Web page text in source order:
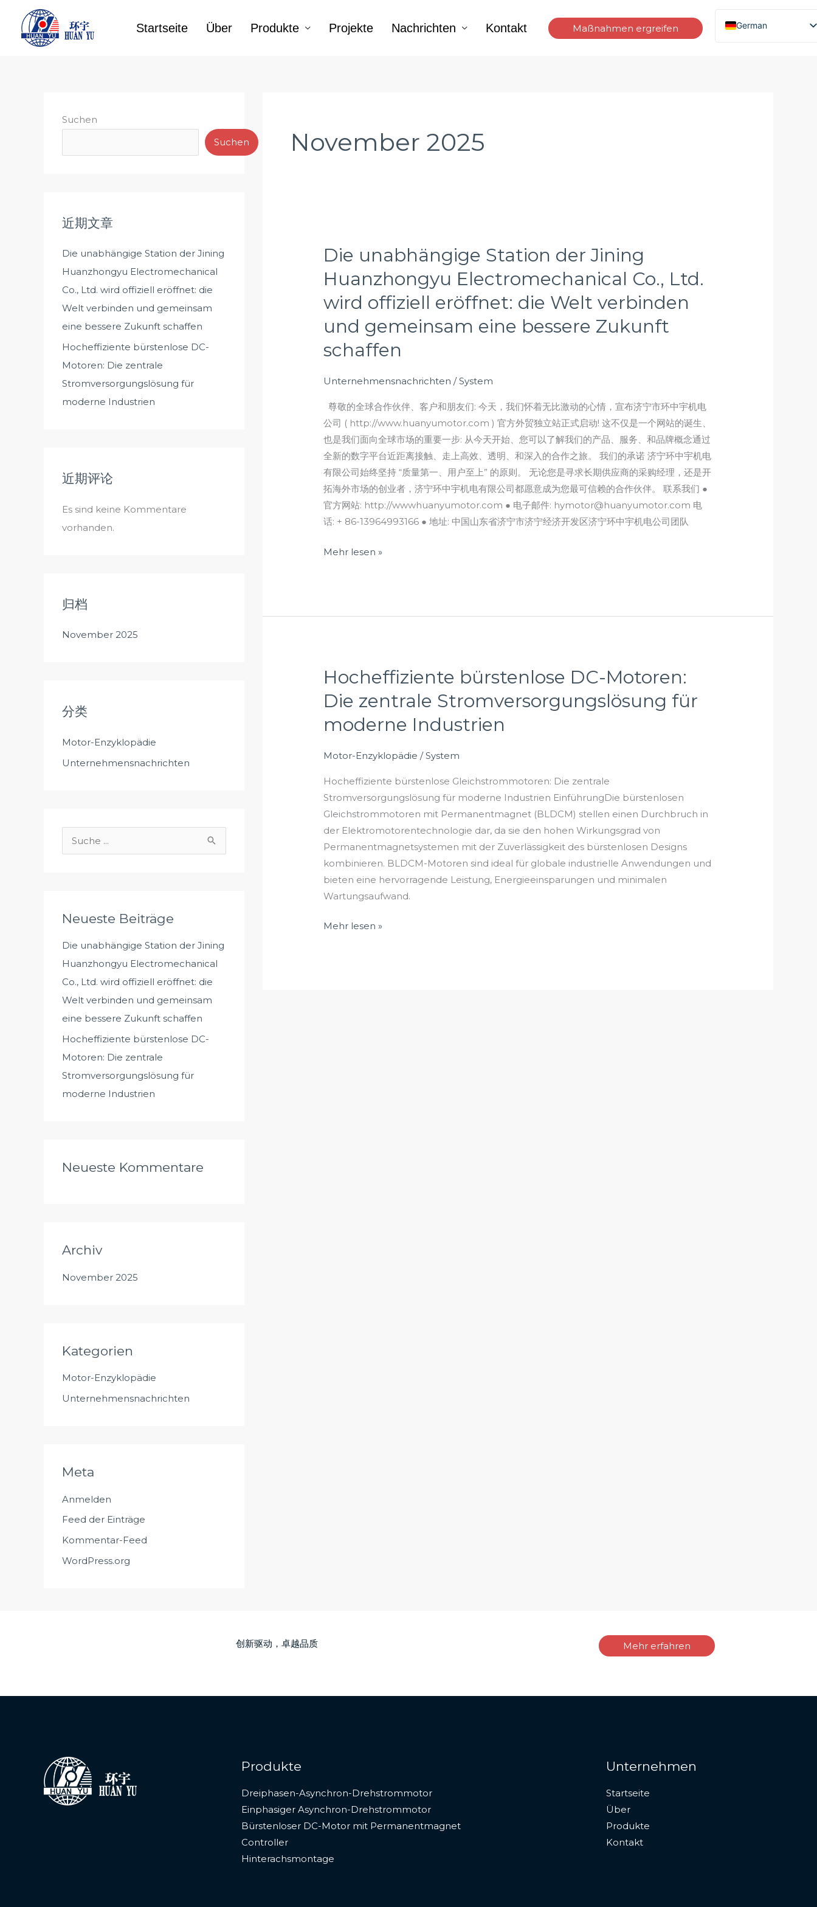
Inhalt
springen
Startseite Über Produkte Projekte Nachrichten Kontakt Maßnahmen ergreifen
German
English (United States)
Suchen
Suchen
近期文章
Die unabhängige Station der Jining
Huanzhongyu Electromechanical
Co., Ltd. wird offiziell eröffnet: die
Welt verbinden und gemeinsam
eine bessere Zukunft schaffen
Hocheffiziente bürstenlose DC-
Motoren: Die zentrale
Stromversorgungslösung für
moderne Industrien
近期评论
Es sind keine Kommentare
vorhanden.
归档
November 2025
分类
Motor-Enzyklopädie
Unternehmensnachrichten
e
n
a
c
h
Neueste Beiträge
Die unabhängige Station der Jining
Huanzhongyu Electromechanical
Co., Ltd. wird offiziell eröffnet: die
Welt verbinden und gemeinsam
eine bessere Zukunft schaffen
Hocheffiziente bürstenlose DC-
Motoren: Die zentrale
Stromversorgungslösung für
moderne Industrien
Neueste Kommentare
Archiv
November 2025
Kategorien
Motor-Enzyklopädie
Unternehmensnachrichten
Meta
Anmelden
Feed der Einträge
Kommentar-Feed
WordPress.org
November 2025
Die unabhängige Station der Jining
Huanzhongyu Electromechanical Co., Ltd.
wird offiziell eröffnet: die Welt verbinden
und gemeinsam eine bessere Zukunft
schaffen
Unternehmensnachrichten /System
尊敬的全球合作伙伴、客户和朋友们: 今天，我们怀着无比激动的心情，宣布济宁市环中宇机电
公司 ( http://www.huanyumotor.com ) 官方外贸独立站正式启动! 这不仅是一个网站的诞生、
也是我们面向全球市场的重要一步: 从今天开始、您可以了解我们的产品、服务、和品牌概念通过
全新的数字平台近距离接触、走上高效、透明、和深入的合作之旅。 我们的承诺 济宁环中宇机电
有限公司始终坚持 “质量第一、用户至上” 的原则。 无论您是寻求长期供应商的采购经理，还是开
拓海外市场的创业者，济宁环中宇机电有限公司都愿意成为您最可信赖的合作伙伴。 联系我们 ●
官方网站: http://wwwhuanyumotor.com ● 电子邮件: hymotor@huanyumotor.com 电
话: + 86-13964993166 ● 地址: 中国山东省济宁市济宁经济开发区济宁环中宇机电公司团队
Die
Station
der
Huanzhongyu
Electromechanical
Ltd.
offiziell
eröffnet:
die
Welt
verbinden
und
gemeinsam
eine
bessere
Mehr lesen »
Hocheffiziente bürstenlose DC-Motoren:
Die zentrale Stromversorgungslösung für
moderne Industrien
Motor-Enzyklopädie /System
Hocheffiziente bürstenlose Gleichstrommotoren: Die zentrale
Stromversorgungslösung für moderne Industrien EinführungDie bürstenlosen
Gleichstrommotoren mit Permanentmagnet (BLDCM) stellen einen Durchbruch in
der Elektromotorentechnologie dar, da sie den hohen Wirkungsgrad von
Permanentmagnetsystemen mit der Zuverlässigkeit des bürstenlosen Designs
kombinieren. BLDCM-Motoren sind ideal für globale industrielle Anwendungen und
bieten eine hervorragende Leistung, Energieeinsparungen und minimalen
Wartungsaufwand.
Hocheffiziente
DC-
Motoren:
zentrale
für
moderne
Industrien
Mehr lesen »
创新驱动，卓越品质 Mehr erfahren
Produkte
Dreiphasen-Asynchron-Drehstrommotor
Einphasiger Asynchron-Drehstrommotor
Bürstenloser DC-Motor mit Permanentmagnet
Controller
Hinterachsmontage
Unternehmen
Startseite
Über
Produkte
Kontakt
Spanish
English (South Africa)